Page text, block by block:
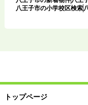
八王子市の小学校区検索
トップページ